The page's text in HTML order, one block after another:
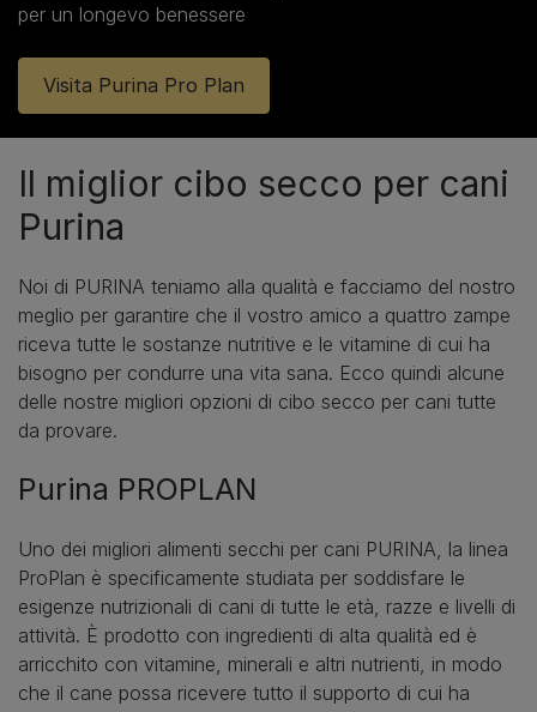
per un longevo benessere
Visita Purina Pro Plan
Il miglior cibo secco per cani
Purina
Noi di PURINA teniamo alla qualità e facciamo del nostro
meglio per garantire che il vostro amico a quattro zampe
riceva tutte le sostanze nutritive e le vitamine di cui ha
bisogno per condurre una vita sana. Ecco quindi alcune
delle nostre migliori opzioni di cibo secco per cani tutte
da provare.
Purina PROPLAN
Uno dei migliori alimenti secchi per cani PURINA, la linea
ProPlan è specificamente studiata per soddisfare le
esigenze nutrizionali di cani di tutte le età, razze e livelli di
attività. È prodotto con ingredienti di alta qualità ed è
arricchito con vitamine, minerali e altri nutrienti, in modo
che il cane possa ricevere tutto il supporto di cui ha